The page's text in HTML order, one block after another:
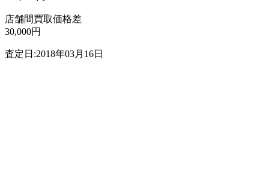
店舗間買取価格差
30,000円
査定日:2018年03月16日